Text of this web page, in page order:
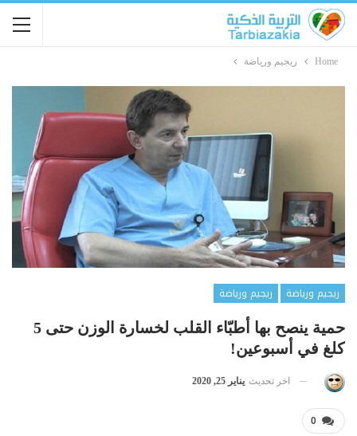
Home ريجيم ورياضة
ريجيم ورياضة
ريجيم ورياضة
حمية ينصح بها أطبّاء القلب لخسارة الوزن حتى 5
كلغ في أسبوعين!
اخر تحديث يناير 25, 2020
0